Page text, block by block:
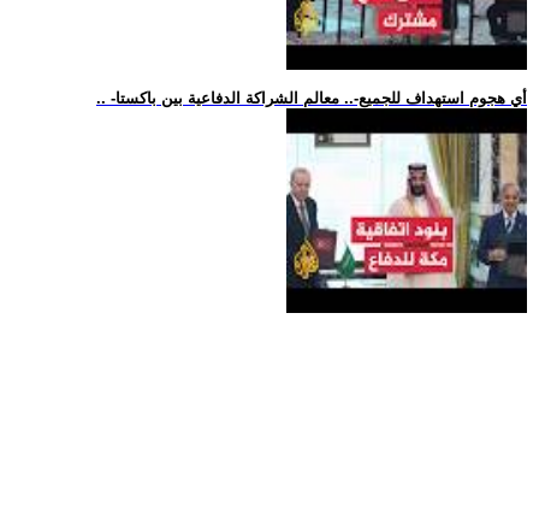
.. -أي هجوم استهداف للجميع-.. معالم الشراكة الدفاعية بين باكستا